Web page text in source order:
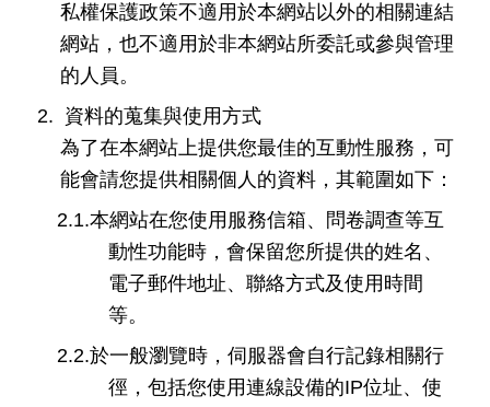
私權保護政策不適用於本網站以外的相關連結
網站，也不適用於非本網站所委託或參與管理
的人員。
2. 資料的蒐集與使用方式
為了在本網站上提供您最佳的互動性服務，可
能會請您提供相關個人的資料，其範圍如下：
2.1.本網站在您使用服務信箱、問卷調查等互
動性功能時，會保留您所提供的姓名、
電子郵件地址、聯絡方式及使用時間
等。
2.2.於一般瀏覽時，伺服器會自行記錄相關行
徑，包括您使用連線設備的IP位址、使